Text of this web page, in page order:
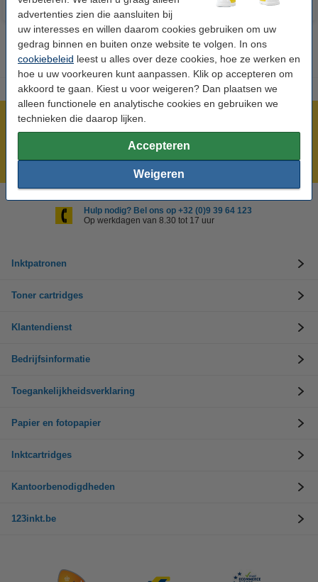
advertenties zien die aansluiten bij
uw interesses en willen daarom cookies gebruiken om uw
gedrag binnen en buiten onze website te volgen. In ons
cookiebeleid leest u alles over deze cookies, hoe ze werken en
hoe u uw voorkeuren kunt aanpassen. Klik op accepteren om
akkoord te gaan. Kiest u voor weigeren? Dan plaatsen we
alleen functionele en analytische cookies en gebruiken we
technieken die daarop lijken.
Accepteren
Weigeren
Meer dan 5 miljoen klanten!
Voor 22.00 uur besteld, morgen in huis!
Laagsteprijsgarantie!
Hulp nodig? Bel ons op +32 (0)9 39 64 123
Op werkdagen van 8.30 tot 17 uur
Inktpatronen
Toner cartridges
Klantendienst
Bedrijfsinformatie
Toegankelijkheidsverklaring
Papier en fotopapier
Inktcartridges
Kantoorbenodigdheden
123inkt.be